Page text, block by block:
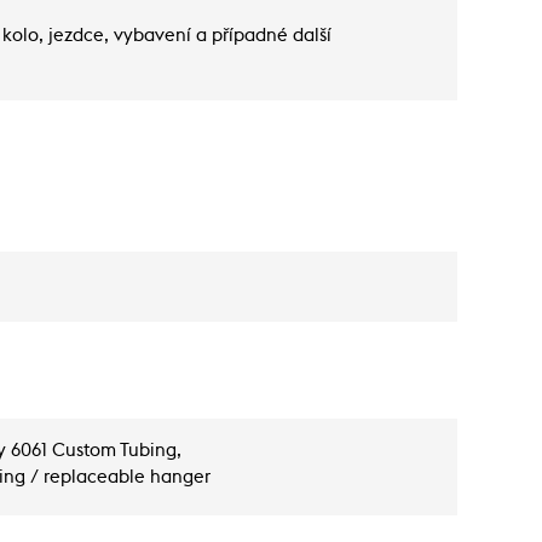
jezdce, vybavení a případné další
Custom Tubing,
/ replaceable hanger